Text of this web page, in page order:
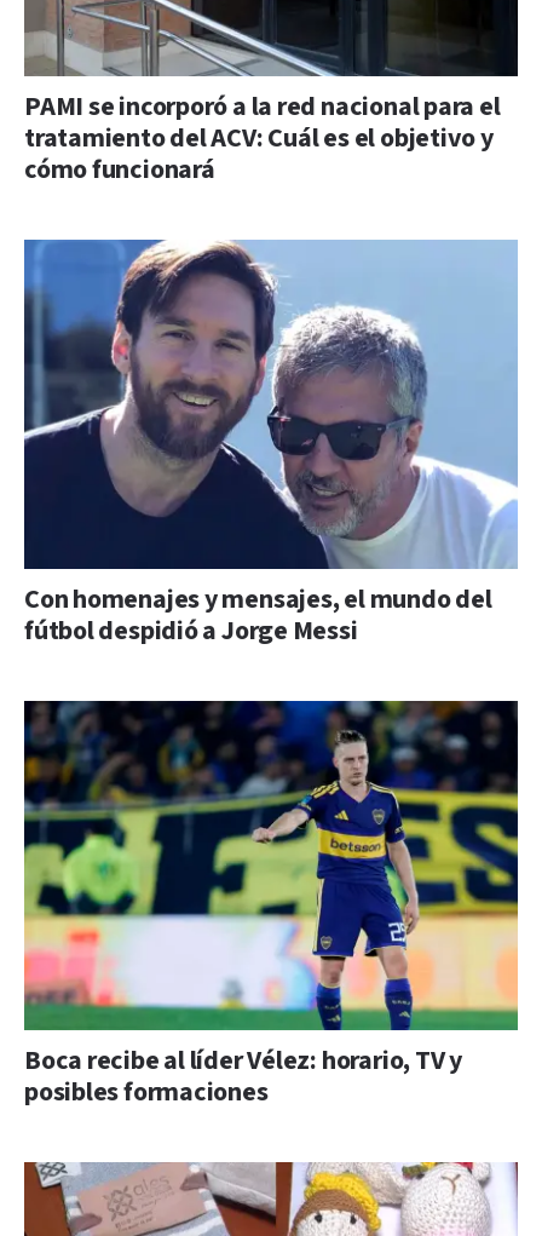
PAMI se incorporó a la red nacional para el
tratamiento del ACV: Cuál es el objetivo y
cómo funcionará
Con homenajes y mensajes, el mundo del
fútbol despidió a Jorge Messi
Boca recibe al líder Vélez: horario, TV y
posibles formaciones